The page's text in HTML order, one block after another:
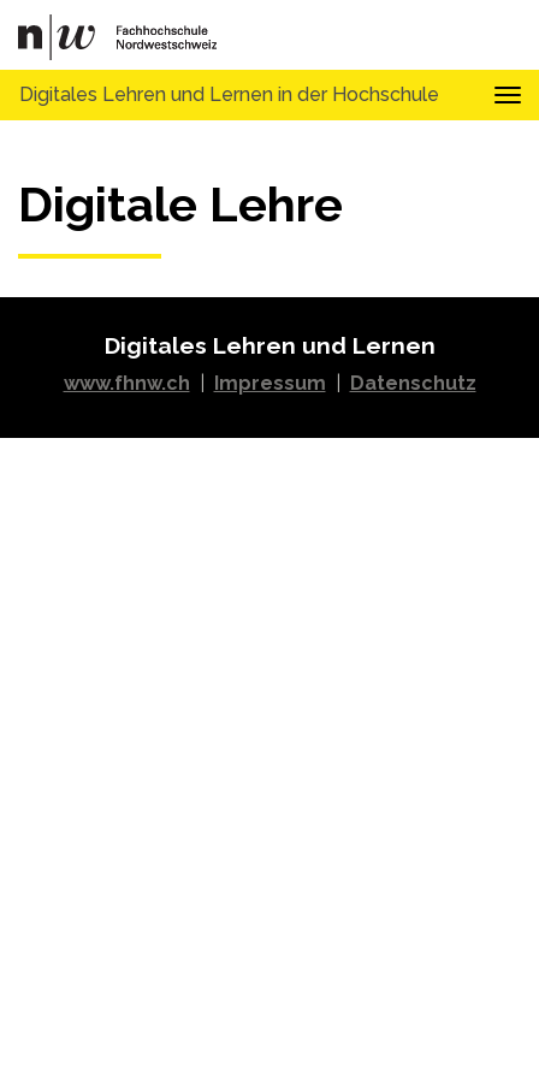
Digitales Lehren und Lernen in der Hochschule
Digitale Lehre
Digitales Lehren und Lernen
www.fhnw.ch Impressum Datenschutz